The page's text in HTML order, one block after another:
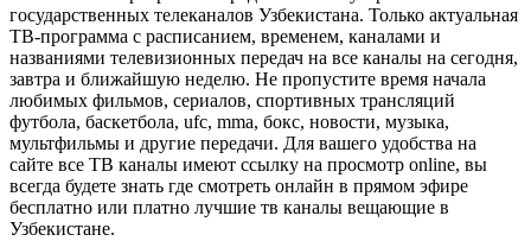
государственных телеканалов Узбекистана. Только актуальная
ТВ-программа с расписанием, временем, каналами и
названиями телевизионных передач на все каналы на сегодня,
завтра и ближайшую неделю. Не пропустите время начала
любимых фильмов, сериалов, спортивных трансляций
футбола, баскетбола, ufc, mma, бокс, новости, музыка,
мультфильмы и другие передачи. Для вашего удобства на
сайте все ТВ каналы имеют ссылку на просмотр online, вы
всегда будете знать где смотреть онлайн в прямом эфире
бесплатно или платно лучшие тв каналы вещающие в
Узбекистане.